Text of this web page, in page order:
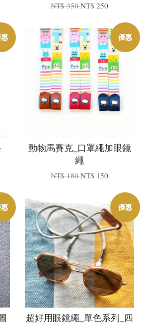
NT$ 350NT$ 250
優惠
動物馬賽克_口罩繩加眼鏡
繩
NT$ 180NT$ 150
優惠
超好用眼鏡繩_單色系列_四